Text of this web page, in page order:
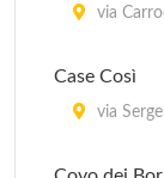
Pozzuoli, a
via
Case Così
via